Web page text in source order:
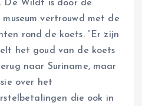
De Wildt is door de
vertrouwd met de
rond de koets. “Er zijn
het goud van de koets
naar Suriname, maar
over het
die ook in